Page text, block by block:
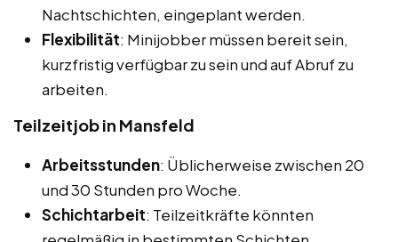
Nachtschichten, eingeplant werden.
Flexibilität: Minijobber müssen bereit sein,
kurzfristig verfügbar zu sein und auf Abruf zu
arbeiten.
Teilzeitjob in Mansfeld
Arbeitsstunden: Üblicherweise zwischen 20
und 30 Stunden pro Woche.
Schichtarbeit: Teilzeitkräfte könnten